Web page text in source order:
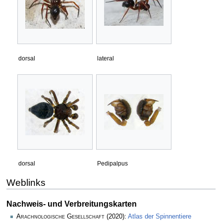
dorsal lateral
dorsal Pedipalpus
Weblinks
Nachweis- und Verbreitungskarten
Arachnologische Gesellschaft (2020): Atlas der Spinnentiere